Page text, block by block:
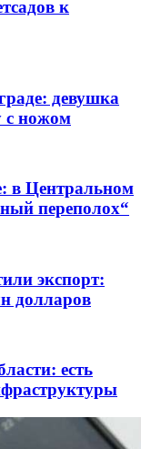
к
девушка
с ножом
в Центральном
переполох“
экспорт:
долларов
есть